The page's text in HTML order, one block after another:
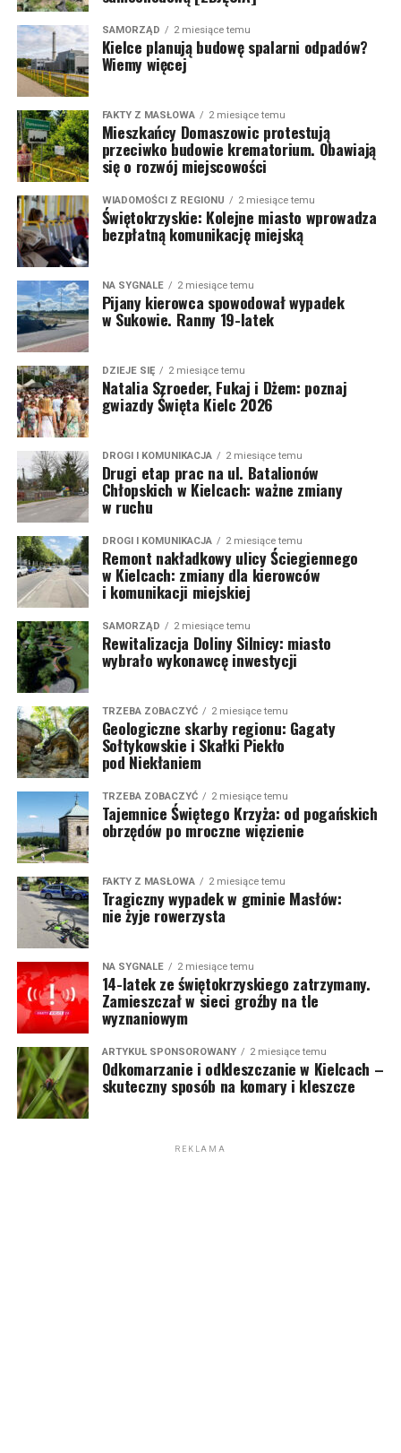
SAMORZĄD 2 miesiące temu
Kielce planują budowę spalarni odpadów?
Wiemy więcej
FAKTY Z MASŁOWA 2 miesiące temu
Mieszkańcy Domaszowic protestują
przeciwko budowie krematorium. Obawiają
się o rozwój miejscowości
WIADOMOŚCI Z REGIONU 2 miesiące temu
Świętokrzyskie: Kolejne miasto wprowadza
bezpłatną komunikację miejską
NA SYGNALE 2 miesiące temu
Pijany kierowca spowodował wypadek
w Sukowie. Ranny 19-latek
DZIEJE SIĘ 2 miesiące temu
Natalia Szroeder, Fukaj i Dżem: poznaj
gwiazdy Święta Kielc 2026
DROGI I KOMUNIKACJA 2 miesiące temu
Drugi etap prac na ul. Batalionów
Chłopskich w Kielcach: ważne zmiany
w ruchu
DROGI I KOMUNIKACJA 2 miesiące temu
Remont nakładkowy ulicy Ściegiennego
w Kielcach: zmiany dla kierowców
i komunikacji miejskiej
SAMORZĄD 2 miesiące temu
Rewitalizacja Doliny Silnicy: miasto
wybrało wykonawcę inwestycji
TRZEBA ZOBACZYĆ 2 miesiące temu
Geologiczne skarby regionu: Gagaty
Sołtykowskie i Skałki Piekło
pod Niekłaniem
TRZEBA ZOBACZYĆ 2 miesiące temu
Tajemnice Świętego Krzyża: od pogańskich
obrzędów po mroczne więzienie
FAKTY Z MASŁOWA 2 miesiące temu
Tragiczny wypadek w gminie Masłów:
nie żyje rowerzysta
NA SYGNALE 2 miesiące temu
14-latek ze świętokrzyskiego zatrzymany.
Zamieszczał w sieci groźby na tle
wyznaniowym
ARTYKUŁ SPONSOROWANY 2 miesiące temu
Odkomarzanie i odkleszczanie w Kielcach –
skuteczny sposób na komary i kleszcze
REKLAMA